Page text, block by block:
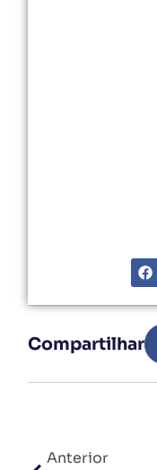
Compartilhar
Anterior